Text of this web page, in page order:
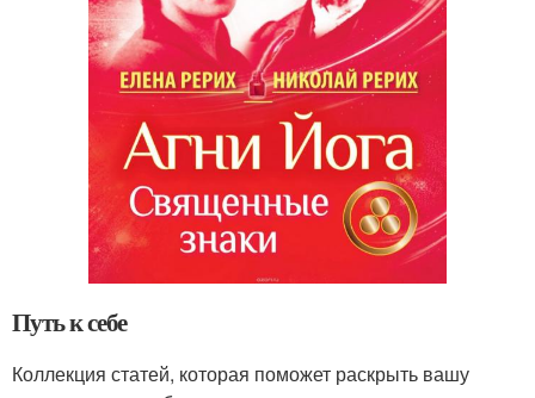
Путь к себе
Коллекция статей, которая поможет раскрыть вашу